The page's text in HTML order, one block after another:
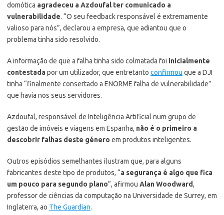
domótica agradeceu a Azdoufal ter comunicado a
vulnerabilidade. “O seu feedback responsável é extremamente
valioso para nós”, declarou a empresa, que adiantou que o
problema tinha sido resolvido.
A informação de que a falha tinha sido colmatada foi inicialmente
contestadapor um utilizador, que entretanto confirmou que a DJI
tinha “finalmente consertado a ENORME falha de vulnerabilidade”
que havia nos seus servidores.
Azdoufal, responsável de Inteligência Artificial num grupo de
gestão de imóveis e viagens em Espanha, não é o primeiro a
descobrir falhas deste género em produtos inteligentes.
Outros episódios semelhantes ilustram que, para alguns
fabricantes deste tipo de produtos, “a segurança é algo que fica
um pouco para segundo plano“, afirmou Alan Woodward,
professor de ciências da computação na Universidade de Surrey, em
Inglaterra, ao The Guardian.